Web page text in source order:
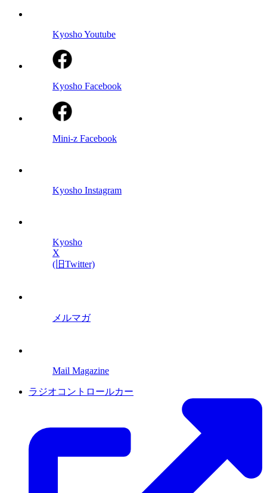
Kyosho Youtube
Kyosho Facebook
Mini-z Facebook
Kyosho Instagram
Kyosho
X
(旧Twitter)
メルマガ
Mail Magazine
ラジオコントロールカー